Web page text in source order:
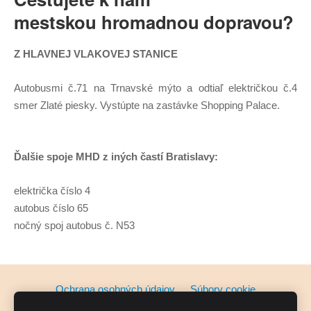
mestskou hromadnou dopravou?
Z HLAVNEJ VLAKOVEJ STANICE
Autobusmi č.71 na Trnavské mýto a odtiaľ električkou č.4
smer Zlaté piesky. Vystúpte na zastávke Shopping Palace.
Ďalšie spoje MHD z iných častí Bratislavy:
električka číslo 4
autobus číslo 65
nočný spoj autobus č. N53
Ochrana osobných údajov Súbory cookie